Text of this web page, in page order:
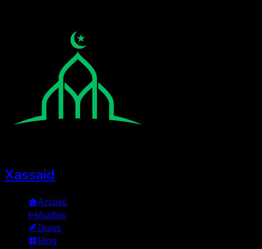
Xassaid
Accueil
Audios
Durus
Blog